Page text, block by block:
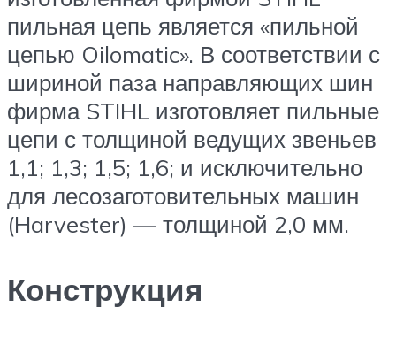
пильная цепь является «пильной
цепью Oilomatic». В соответствии с
шириной паза направляющих шин
фирма STIHL изготовляет пильные
цепи с толщиной ведущих звеньев
1,1; 1,3; 1,5; 1,6; и исключительно
для лесозаготовительных машин
(Harvester) — толщиной 2,0 мм.
Конструкция